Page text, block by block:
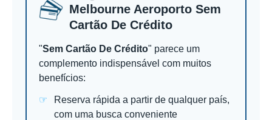
Melbourne Aeroporto Sem
Cartão De Crédito
"Sem Cartão De Crédito" parece um
complemento indispensável com muitos
benefícios:
Reserva rápida a partir de qualquer país,
com uma busca conveniente